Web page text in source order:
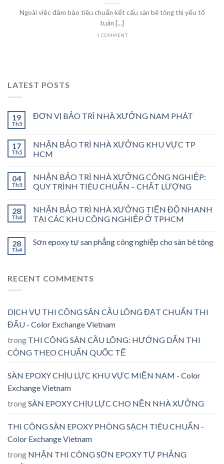
Ngoài việc đảm bảo tiêu chuẩn kết cấu sàn bê tông thì yếu tố
tuân [...]
1 COMMENT
LATEST POSTS
19
Th5
ĐƠN VỊ BẢO TRÌ NHÀ XƯỞNG NAM PHÁT
17
Th5
NHẬN BẢO TRÌ NHÀ XƯỞNG KHU VỰC TP
HCM
04
Th5
NHẬN BẢO TRÌ NHÀ XƯỞNG CÔNG NGHIỆP:
QUY TRÌNH TIÊU CHUẨN – CHẤT LƯỢNG
28
Th4
NHẬN BẢO TRÌ NHÀ XƯỞNG TIẾN ĐỘ NHANH
TẠI CÁC KHU CÔNG NGHIỆP Ở TPHCM
28
Th4
Sơn epoxy tự san phẳng công nghiệp cho sàn bê tông
RECENT COMMENTS
DỊCH VỤ THI CÔNG SÂN CẦU LÔNG ĐẠT CHUẨN THI
ĐẤU - Color Exchange Vietnam
trong THI CÔNG SÂN CẦU LÔNG: HƯỚNG DẪN THI
CÔNG THEO CHUẨN QUỐC TẾ
SÀN EPOXY CHỊU LỰC KHU VỰC MIỀN NAM - Color
Exchange Vietnam
trongSÀN EPOXY CHỊU LỰC CHO NỀN NHÀ XƯỞNG
THI CÔNG SÀN EPOXY PHÒNG SẠCH TIÊU CHUẨN -
Color Exchange Vietnam
trong NHẬN THI CÔNG SƠN EPOXY TỰ PHẲNG